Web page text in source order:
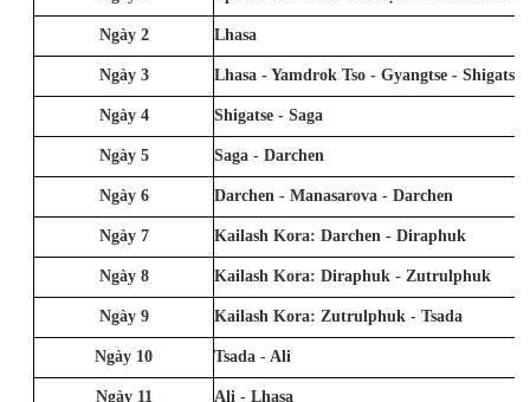
Ngày 2 Lhasa
Ngày 3 Lhasa - Yamdrok Tso - Gyangtse - Shigatse
Ngày 4 Shigatse - Saga
Ngày 5 Saga - Darchen
Ngày 6 Darchen - Manasarova - Darchen
Ngày 7 Kailash Kora: Darchen - Diraphuk
Ngày 8 Kailash Kora: Diraphuk - Zutrulphuk
Ngày 9 Kailash Kora: Zutrulphuk - Tsada
Ngày 10 Tsada - Ali
Ngày 11 Ali - Lhasa